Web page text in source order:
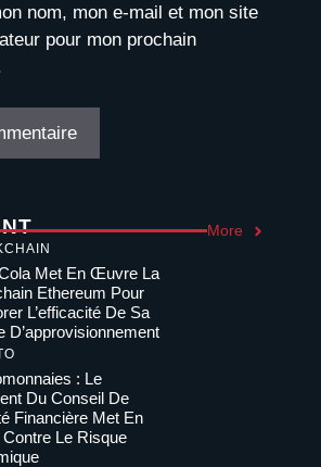
nom, mon e-mail et mon site
pour mon prochain
More
Met En Œuvre La
Ethereum Pour
L’efficacité De Sa
D’approvisionnement
: Le
Du Conseil De
Financière Met En
Le Risque